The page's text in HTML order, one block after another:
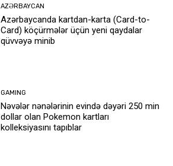
AZƏRBAYCAN
Azərbaycanda kartdan-karta (Card-to-
Card) köçürmələr üçün yeni qaydalar
qüvvəyə minib
GAMING
Nəvələr nənələrinin evində dəyəri 250 min
dollar olan Pokemon kartları
kolleksiyasını tapıblar